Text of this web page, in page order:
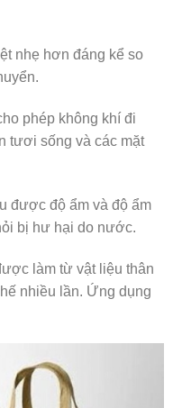
nhẹ hơn đáng kể so
phép không khí đi
tươi sống và các mặt
được độ ẩm và độ ẩm
bị hư hại do nước.
làm từ vật liệu thân
nhiều lần. Ứng dụng